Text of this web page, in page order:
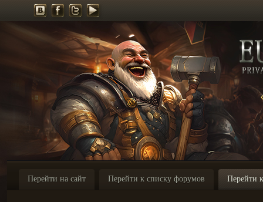
Перейти на сайт Перейти к списку форумов Перейти